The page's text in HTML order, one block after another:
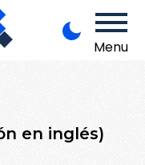
Menu
en inglés)